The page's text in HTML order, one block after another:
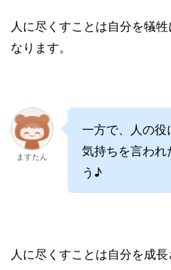
人に尽くすことは自分を犠
なります。
ますたん
一方で、人の
気持ちを言われ
う♪
人に尽くすことは自分を成長